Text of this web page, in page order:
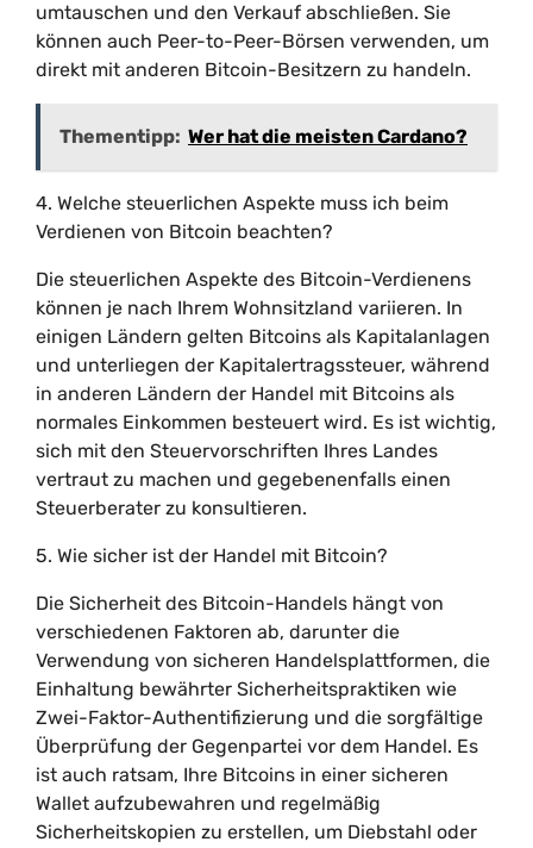
umtauschen und den Verkauf abschließen. Sie
können auch Peer-to-Peer-Börsen verwenden, um
direkt mit anderen Bitcoin-Besitzern zu handeln.
Thementipp: Wer hat die meisten Cardano?
4. Welche steuerlichen Aspekte muss ich beim
Verdienen von Bitcoin beachten?
Die steuerlichen Aspekte des Bitcoin-Verdienens
können je nach Ihrem Wohnsitzland variieren. In
einigen Ländern gelten Bitcoins als Kapitalanlagen
und unterliegen der Kapitalertragssteuer, während
in anderen Ländern der Handel mit Bitcoins als
normales Einkommen besteuert wird. Es ist wichtig,
sich mit den Steuervorschriften Ihres Landes
vertraut zu machen und gegebenenfalls einen
Steuerberater zu konsultieren.
5. Wie sicher ist der Handel mit Bitcoin?
Die Sicherheit des Bitcoin-Handels hängt von
verschiedenen Faktoren ab, darunter die
Verwendung von sicheren Handelsplattformen, die
Einhaltung bewährter Sicherheitspraktiken wie
Zwei-Faktor-Authentifizierung und die sorgfältige
Überprüfung der Gegenpartei vor dem Handel. Es
ist auch ratsam, Ihre Bitcoins in einer sicheren
Wallet aufzubewahren und regelmäßig
Sicherheitskopien zu erstellen, um Diebstahl oder